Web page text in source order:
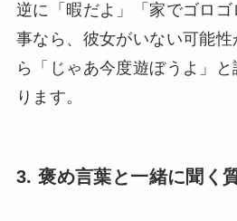
逆に「暇だよ」「家でゴロ
事なら、彼女がいない可能
ら「じゃあ今度遊ぼうよ」
ります。
3. 褒め言葉と一緒に聞く